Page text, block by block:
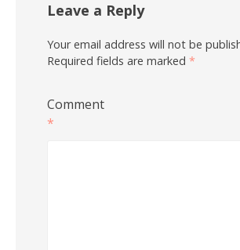
Leave a Reply
Your email address will not be
Required fields are marked *
Comment
*